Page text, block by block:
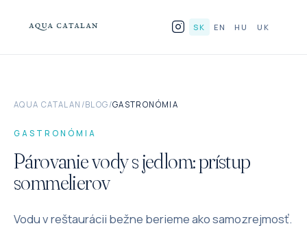
SK EN HU UK
BLOG
KDE NÁJDETE
AQUA CATALAN /BLOG /GASTRONÓMIA
GASTRONÓMIA
Párovanie vody s jedlom: prístup
sommelierov
Vodu v reštaurácii bežne berieme ako samozrejmosť.